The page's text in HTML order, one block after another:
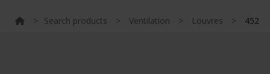
> Search products > Ventilation > Louvres > 452